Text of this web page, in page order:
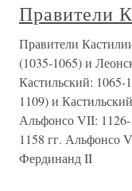
Правители
Правители
(1035-1065) и
Кастильский:
1109) и
Альфонсо VII:
1158 гг. Альфонсо
Фердинанд II